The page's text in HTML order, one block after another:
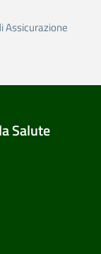
Assicurazione
Salute